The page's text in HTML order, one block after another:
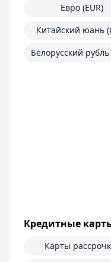
Евро (EUR)
Китайский юань
Белорусский рубль
Кредитные
Карты